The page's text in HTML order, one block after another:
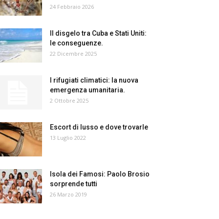
24 Febbraio 2026
Il disgelo tra Cuba e Stati Uniti:
le conseguenze.
22 Dicembre 2025
I rifugiati climatici: la nuova
emergenza umanitaria.
2 Ottobre 2025
Escort di lusso e dove trovarle
13 Luglio 2022
Isola dei Famosi: Paolo Brosio
sorprende tutti
26 Marzo 2019